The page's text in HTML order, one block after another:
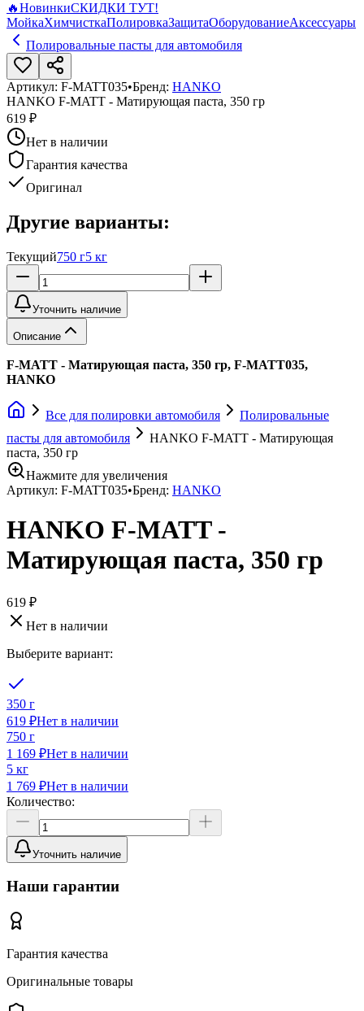
🔥НовинкиСКИДКИ ТУТ!
МойкаХимчисткаПолировкаЗащитаОборудованиеАксессуары
Полировальные пасты для автомобиля
Артикул: F-MATT035•Бренд: HANKO
HANKO F-MATT - Матирующая паста, 350 гр
619 ₽
Нет в наличии
Гарантия качества
Оригинал
Другие варианты:
Текущий750 г5 кг
Уточнить наличие
Описание
F-MATT - Матирующая паста, 350 гр, F-MATT035,
HANKO
Все для полировки автомобиля
Полировальные
пасты для автомобиля
HANKO F-MATT - Матирующая
паста, 350 гр
Нажмите для увеличения
Артикул: F-MATT035•Бренд: HANKO
HANKO F-MATT -
Матирующая паста, 350 гр
619 ₽
Нет в наличии
Выберите вариант:
350 г
619 ₽Нет в наличии
750 г
1 169 ₽Нет в наличии
5 кг
1 769 ₽Нет в наличии
Количество:
Уточнить наличие
Наши гарантии
Гарантия качества
Оригинальные товары